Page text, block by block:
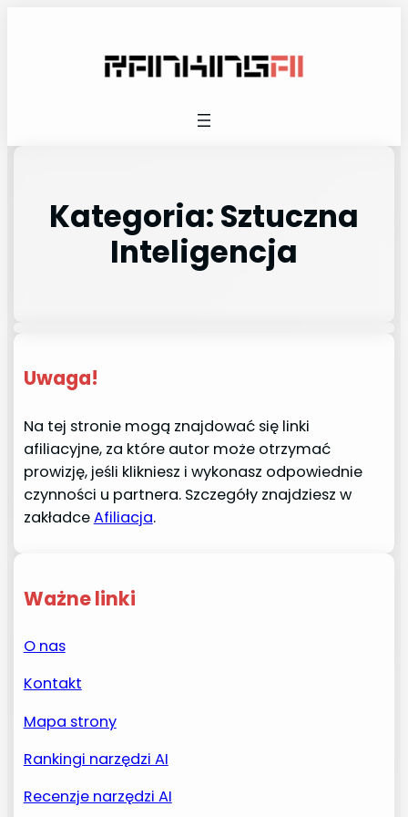
Kategoria: Sztuczna
Inteligencja
Uwaga!
Na tej stronie mogą znajdować się linki
afiliacyjne, za które autor może otrzymać
prowizję, jeśli klikniesz i wykonasz odpowiednie
czynności u partnera. Szczegóły znajdziesz w
zakładceAfiliacja.
Ważne linki
O nas
Kontakt
Mapa strony
Rankingi narzędzi AI
Recenzje narzędzi AI